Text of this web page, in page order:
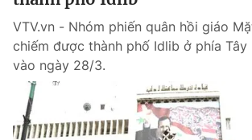
VTV.vn - Nhóm phiến quân hồi giáo
chiếm được thành phố Idlib ở phía Tây
vào ngày 28/3.